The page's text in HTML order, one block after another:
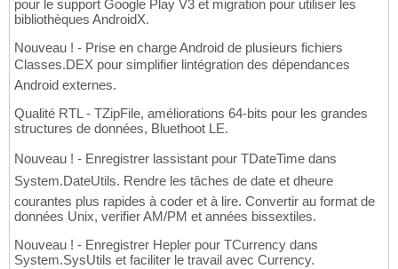
pour le support Google Play V3 et migration pour utiliser les
bibliothèques AndroidX.
Nouveau ! - Prise en charge Android de plusieurs fichiers
Classes.DEX pour simplifier lintégration des dépendances
Android externes.
Qualité RTL - TZipFile, améliorations 64-bits pour les grandes
structures de données, Bluethoot LE.
Nouveau ! - Enregistrer lassistant pour TDateTime dans
System.DateUtils. Rendre les tâches de date et dheure
courantes plus rapides à coder et à lire. Convertir au format de
données Unix, verifier AM/PM et années bissextiles.
Nouveau ! - Enregistrer Hepler pour TCurrency dans
System.SysUtils et faciliter le travail avec Currency.